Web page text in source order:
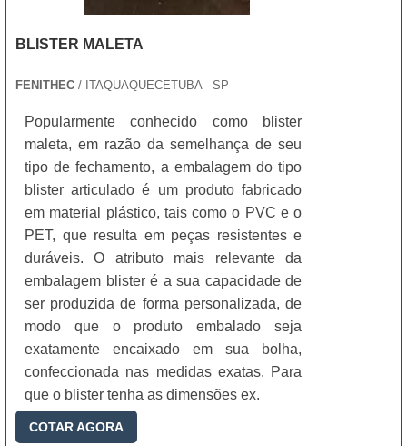
BLISTER MALETA
FENITHEC / ITAQUAQUECETUBA - SP
Popularmente conhecido como blister
maleta, em razão da semelhança de seu
tipo de fechamento, a embalagem do tipo
blister articulado é um produto fabricado
em material plástico, tais como o PVC e o
PET, que resulta em peças resistentes e
duráveis. O atributo mais relevante da
embalagem blister é a sua capacidade de
ser produzida de forma personalizada, de
modo que o produto embalado seja
exatamente encaixado em sua bolha,
confeccionada nas medidas exatas. Para
que o blister tenha as dimensões ex.
COTAR AGORA